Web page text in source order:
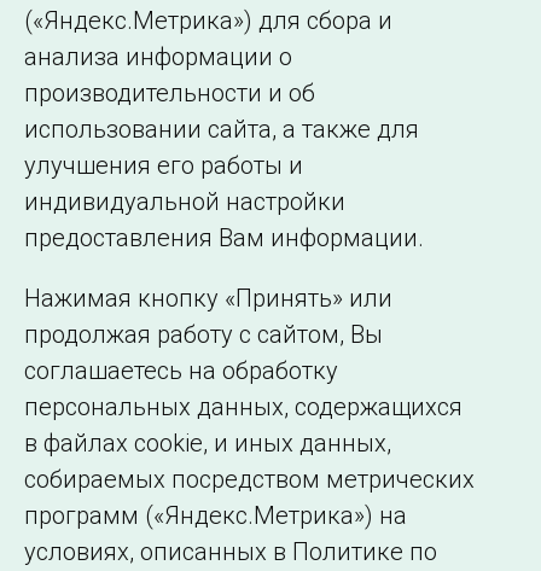
ОДУ Северо-Запада
©2005–2026 АО «СО ЕЭС»
Филиалы и
представительства
образовательной
организации
(«Яндекс.Метрика») для сбора и
анализа информации о
производительности и об
использовании сайта, а также для
улучшения его работы и
индивидуальной настройки
предоставления Вам информации.
Нажимая кнопку «Принять» или
продолжая работу с сайтом, Вы
соглашаетесь на обработку
персональных данных, содержащихся
в файлах cookie, и иных данных,
собираемых посредством метрических
программ («Яндекс.Метрика») на
условиях, описанных в Политике по